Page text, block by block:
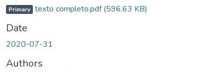
Primary texto completo.pdf(596.63 KB)
Date
2020-07-31
Authors